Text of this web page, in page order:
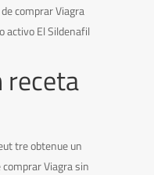
comprar Viagra
activo El Sildenafil
receta
tre obtenue un
Viagra sin